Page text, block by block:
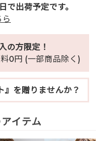
で出荷予定です。
の方限定！
0円 (一部商品除く)
』を贈りませんか？
イテム